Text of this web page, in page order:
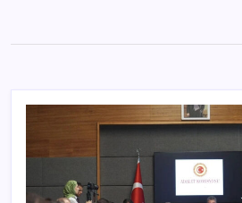
content